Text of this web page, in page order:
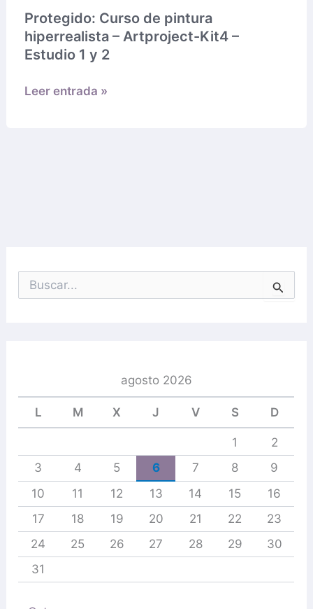
Protegido: Curso de pintura
hiperrealista – Artproject-Kit4 –
Estudio 1 y 2
hiperrealista
–
Artproject-
–Leer entrada »
u
r
agosto 2026
L M X J V S D
1
2
3
4 5 6 7 8
9
10
11 12 13 14 15
16
17
18 19 20 21 22
23
24
25 26 27 28 29
30
31